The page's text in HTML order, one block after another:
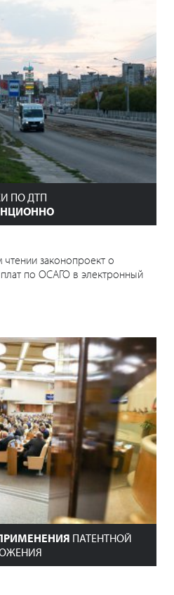
ПО ДТП
законопроект о
по ОСАГО в электронный
ПАТЕНТНОЙ